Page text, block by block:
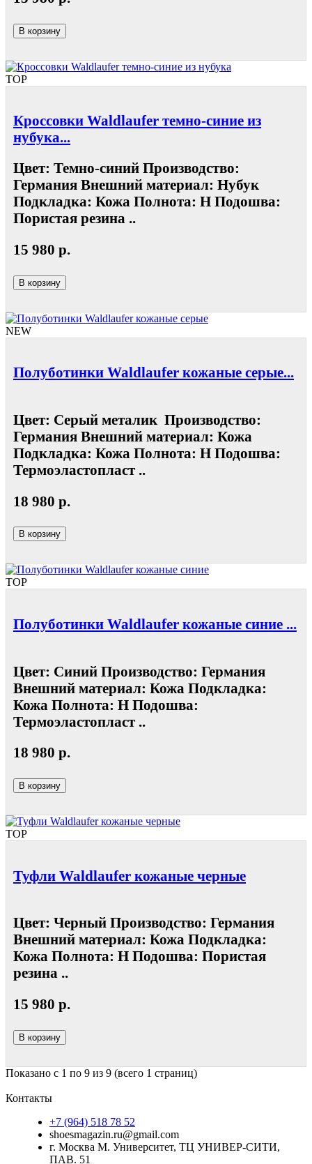
В корзину
TOP
Кроссовки Waldlaufer темно-синие из
нубука...
Цвет: Темно-синий Производство:
Германия Внешний материал: Нубук
Подкладка: Кожа Полнота: Н Подошва:
Пористая резина ..
15 980 р.
В корзину
NEW
Полуботинки Waldlaufer кожаные серые...
Цвет: Серый металик Производство:
Германия Внешний материал: Кожа
Подкладка: Кожа Полнота: Н Подошва:
Термоэластопласт ..
18 980 р.
В корзину
TOP
Полуботинки Waldlaufer кожаные синие ...
Цвет: Синий Производство: Германия
Внешний материал: Кожа Подкладка:
Кожа Полнота: Н Подошва:
Термоэластопласт ..
18 980 р.
В корзину
TOP
Туфли Waldlaufer кожаные черные
Цвет: Черный Производство: Германия
Внешний материал: Кожа Подкладка:
Кожа Полнота: Н Подошва: Пористая
резина ..
15 980 р.
В корзину
Показано с 1 по 9 из 9 (всего 1 страниц)
Контакты
+7 (964) 518 78 52
shoesmagazin.ru@gmail.com
г. Москва М. Университет, ТЦ УНИВЕР-СИТИ,
ПАВ. 51